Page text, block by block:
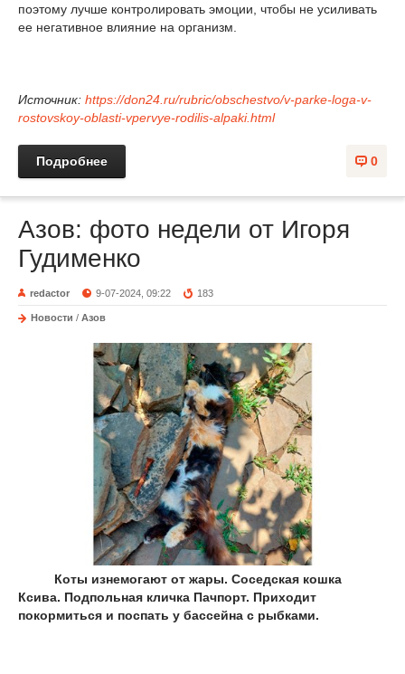
поэтому лучше контролировать эмоции, чтобы не усиливать
ее негативное влияние на организм.
Источник: https://don24.ru/rubric/obschestvo/v-parke-loga-v-
rostovskoy-oblasti-vpervye-rodilis-alpaki.html
0
Подробнее
Азов: фото недели от Игоря
Гудименко
redactor 9-07-2024, 09:22 183
Новости / Азов
Коты изнемогают от жары. Соседская кошка
Ксива. Подпольная кличка Пачпорт. Приходит
покормиться и поспать у бассейна с рыбками.